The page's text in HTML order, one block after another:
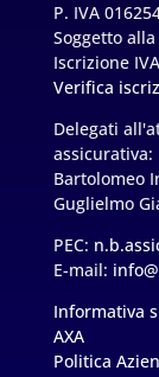
P. IVA
Soggetto alla
Iscrizione
Verifica
Delegati
assicurativa:
Bartolomeo
Guglielmo
PEC:
E-mail:
Informativa
AXA
Politica